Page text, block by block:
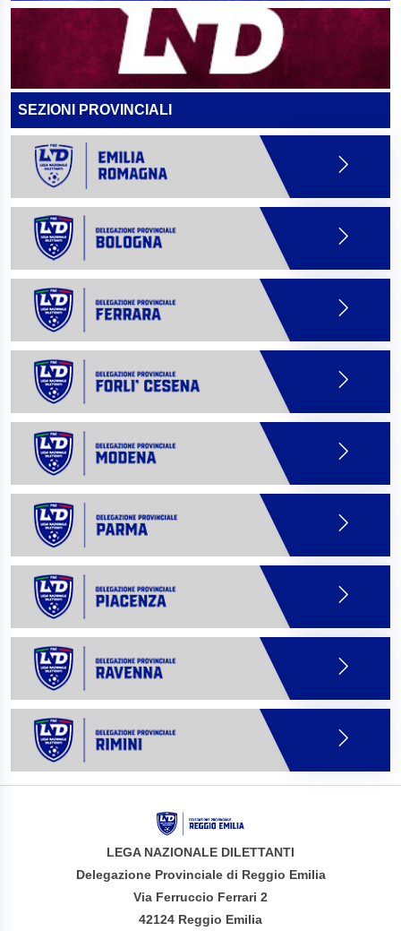
SEZIONI PROVINCIALI
LEGA NAZIONALE DILETTANTI
Delegazione Provinciale di Reggio Emilia
Via Ferruccio Ferrari 2
42124 Reggio Emilia